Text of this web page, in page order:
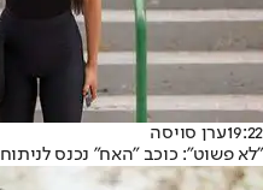
19:22ערן סויסה
"לא פשוט": כוכב "האח" נכנס לניתוח